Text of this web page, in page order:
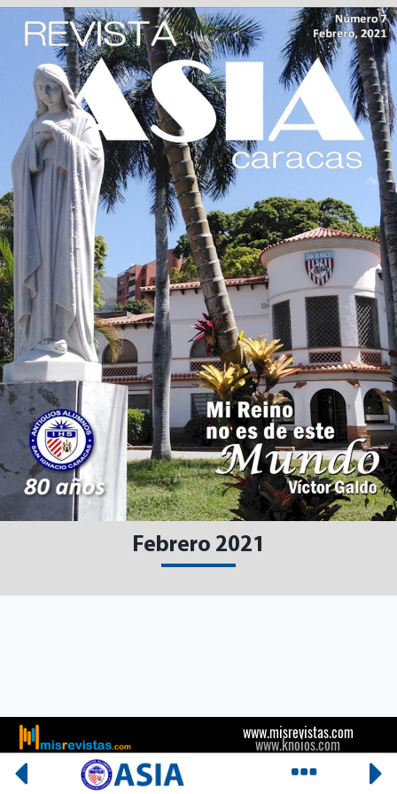
Febrero 2021
www.misrevistas.com
www.knoios.com